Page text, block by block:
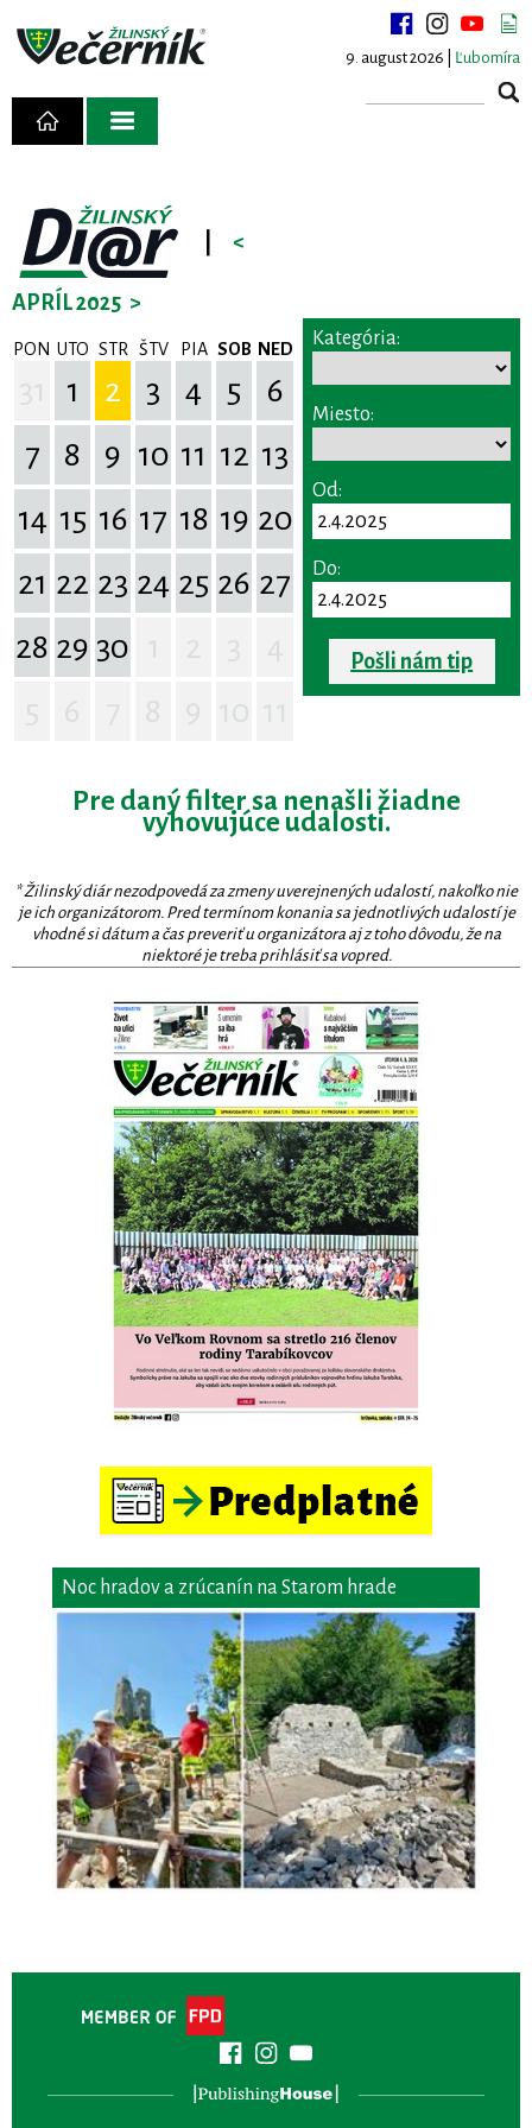
9. august 2026 | Ľubomíra
<
APRÍL 2025 >
PON UTO STR ŠTV PIA SOB NED
1 2 3 4 5
6
7
8 9 10 11 12 13
14 15 16 17 18 19 20
21 22 23 24 25 26 27
28 29 30
Kategória:
Miesto:
Od:
Do:
Pošli nám tip
Pre daný filter sa nenašli žiadne
vyhovujúce udalosti.
* Žilinský diár nezodpovedá za zmeny uverejnených udalostí, nakoľko nie
je ich organizátorom. Pred termínom konania sa jednotlivých udalostí je
vhodné si dátum a čas preveriť u organizátora aj z toho dôvodu, že na
niektoré je treba prihlásiť sa vopred.
Noc hradov a zrúcanín na Starom hrade